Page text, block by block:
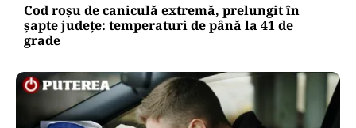
Cod roșu de caniculă extremă, prelungit în
șapte județe: temperaturi de până la 41 de
grade